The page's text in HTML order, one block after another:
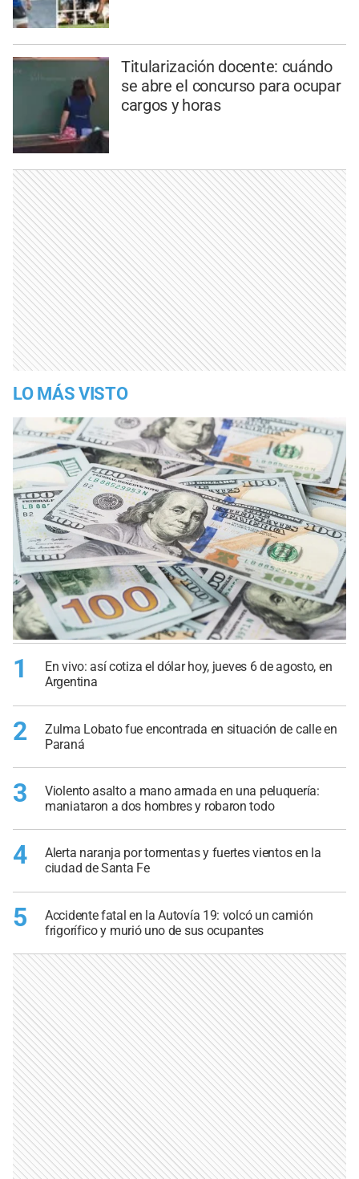
Titularización docente: cuándo
se abre el concurso para ocupar
cargos y horas
LO MÁS VISTO
1
En vivo: así cotiza el dólar hoy, jueves 6 de agosto, en
Argentina
2
Zulma Lobato fue encontrada en situación de calle en
Paraná
3
Violento asalto a mano armada en una peluquería:
maniataron a dos hombres y robaron todo
4
Alerta naranja por tormentas y fuertes vientos en la
ciudad de Santa Fe
5
Accidente fatal en la Autovía 19: volcó un camión
frigorífico y murió uno de sus ocupantes